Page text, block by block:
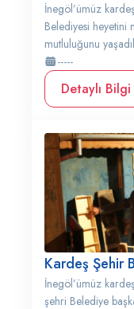
İnegöl’ümüz
Belediyesi heyetini
mutluluğunu
-----
Detaylı Bilgi
Kardeş Şehir
İnegöl’ümüz
şehri Belediye